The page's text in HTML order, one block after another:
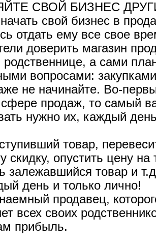
СВОЙ БИЗНЕС
свой бизнес в
отдать ему все свое
доверить магазин
родственнице, а сами
вопросами:
не начинайте. Во-
продаж, то самый
нужно их, каждый
товар,
скидку, опустить цену
залежавшийся товар и
день и только лично!
продавец,
всех своих
прибыль.